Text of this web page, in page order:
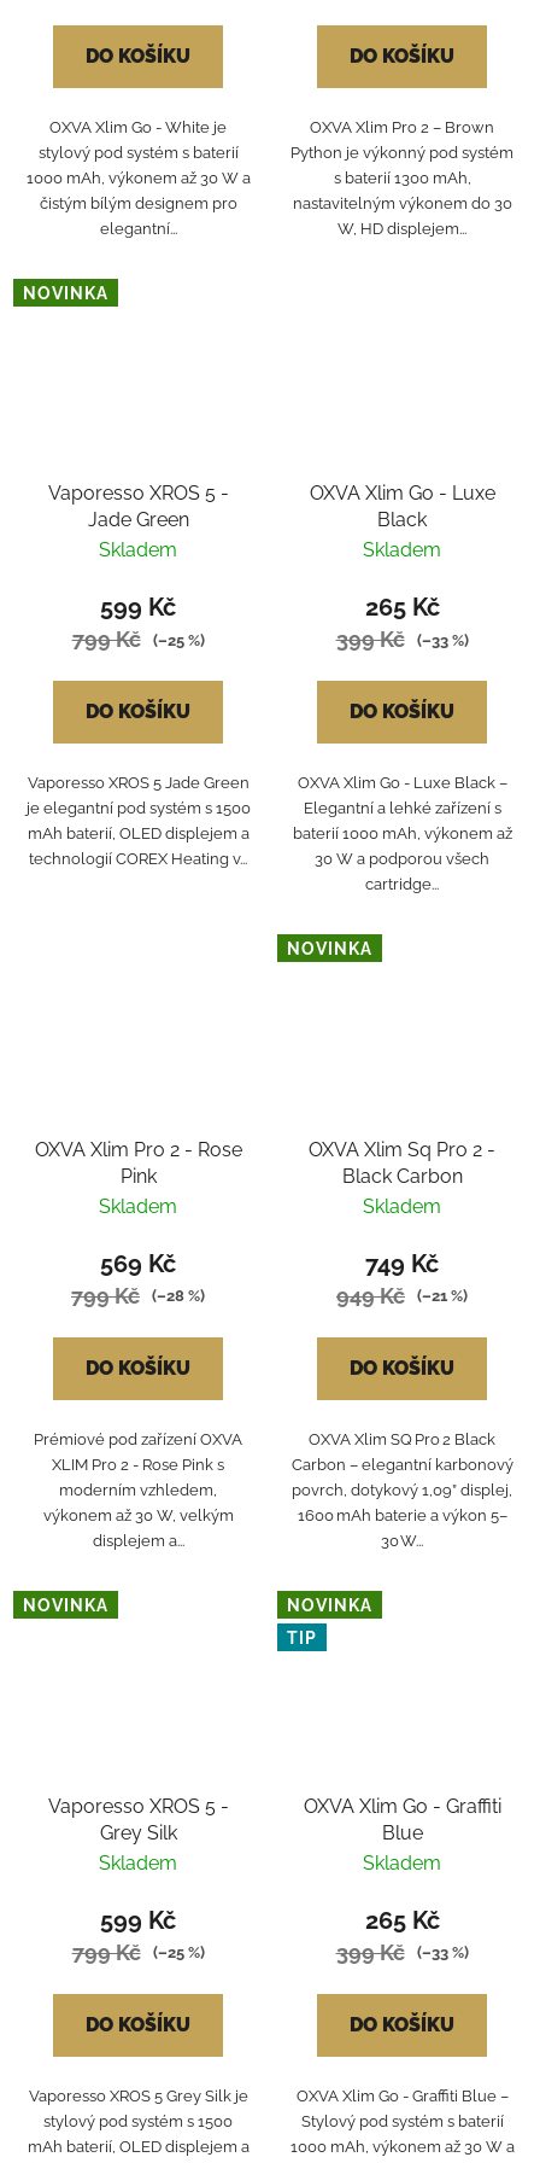
DO KOŠÍKU
OXVA Xlim Go - White je
stylový pod systém s baterií
1000 mAh, výkonem až 30 W a
čistým bílým designem pro
elegantní...
DO KOŠÍKU
OXVA Xlim Pro 2 – Brown
Python je výkonný pod systém
s baterií 1300 mAh,
nastavitelným výkonem do 30
W, HD displejem...
NOVINKA
Vaporesso XROS 5 -
Jade Green
Skladem
599 Kč
799 Kč (–25 %)
DO KOŠÍKU
Vaporesso XROS 5 Jade Green
je elegantní pod systém s 1500
mAh baterií, OLED displejem a
technologií COREX Heating v...
OXVA Xlim Go - Luxe
Black
Skladem
265 Kč
399 Kč (–33 %)
DO KOŠÍKU
OXVA Xlim Go - Luxe Black –
Elegantní a lehké zařízení s
baterií 1000 mAh, výkonem až
30 W a podporou všech
cartridge...
OXVA Xlim Pro 2 - Rose
Pink
Skladem
569 Kč
799 Kč (–28 %)
DO KOŠÍKU
Prémiové pod zařízení OXVA
XLIM Pro 2 - Rose Pink s
moderním vzhledem,
výkonem až 30 W, velkým
displejem a...
NOVINKA
OXVA Xlim Sq Pro 2 -
Black Carbon
Skladem
749 Kč
949 Kč (–21 %)
DO KOŠÍKU
OXVA Xlim SQ Pro 2 Black
Carbon – elegantní karbonový
povrch, dotykový 1,09” displej,
1600 mAh baterie a výkon 5–
30 W...
NOVINKA
Vaporesso XROS 5 -
Grey Silk
Skladem
599 Kč
799 Kč (–25 %)
DO KOŠÍKU
Vaporesso XROS 5 Grey Silk je
stylový pod systém s 1500
mAh baterií, OLED displejem a
NOVINKA
TIP
OXVA Xlim Go - Graffiti
Blue
Skladem
265 Kč
399 Kč (–33 %)
DO KOŠÍKU
OXVA Xlim Go - Graffiti Blue –
Stylový pod systém s baterií
1000 mAh, výkonem až 30 W a